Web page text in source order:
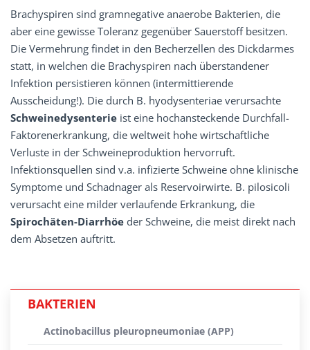
Brachyspiren sind gramnegative anaerobe Bakterien, die
aber eine gewisse Toleranz gegenüber Sauerstoff besitzen.
Die Vermehrung findet in den Becherzellen des Dickdarmes
statt, in welchen die Brachyspiren nach überstandener
Infektion persistieren können (intermittierende
Ausscheidung!). Die durch B. hyodysenteriae verursachte
Schweinedysenterie ist eine hochansteckende Durchfall-
Faktorenerkrankung, die weltweit hohe wirtschaftliche
Verluste in der Schweineproduktion hervorruft.
Infektionsquellen sind v.a. infizierte Schweine ohne klinische
Symptome und Schadnager als Reservoirwirte. B. pilosicoli
verursacht eine milder verlaufende Erkrankung, die
Spirochäten-Diarrhöe der Schweine, die meist direkt nach
dem Absetzen auftritt.
BAKTERIEN
Actinobacillus pleuropneumoniae (APP)